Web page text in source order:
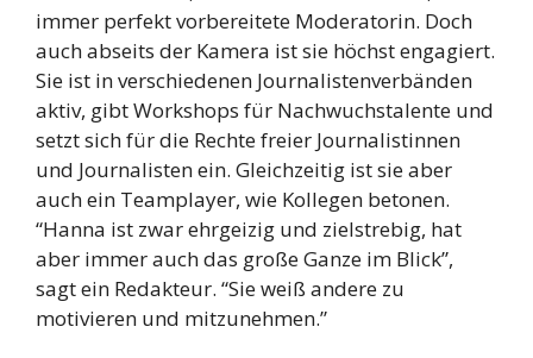
immer perfekt vorbereitete Moderatorin. Doch
auch abseits der Kamera ist sie höchst engagiert.
Sie ist in verschiedenen Journalistenverbänden
aktiv, gibt Workshops für Nachwuchstalente und
setzt sich für die Rechte freier Journalistinnen
und Journalisten ein. Gleichzeitig ist sie aber
auch ein Teamplayer, wie Kollegen betonen.
“Hanna ist zwar ehrgeizig und zielstrebig, hat
aber immer auch das große Ganze im Blick”,
sagt ein Redakteur. “Sie weiß andere zu
motivieren und mitzunehmen.”